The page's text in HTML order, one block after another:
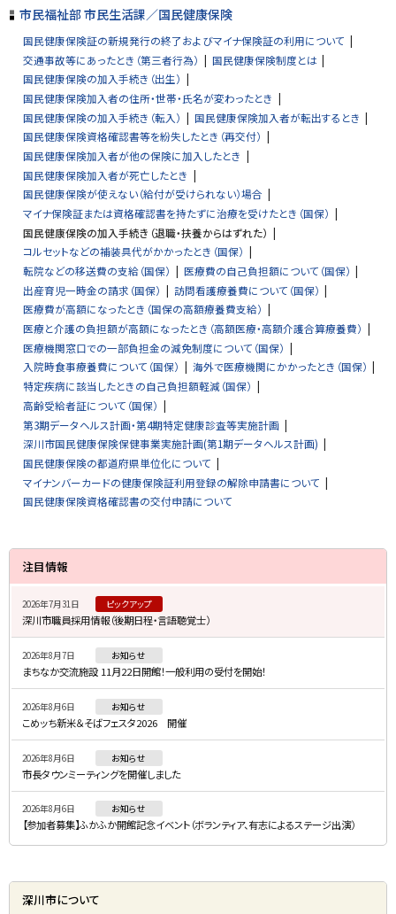
市民福祉部 市民生活課／国民健康保険
国民健康保険証の新規発行の終了およびマイナ保険証の利用について
交通事故等にあったとき（第三者行為）
国民健康保険制度とは
国民健康保険の加入手続き（出生）
国民健康保険加入者の住所・世帯・氏名が変わったとき
国民健康保険の加入手続き（転入）
国民健康保険加入者が転出するとき
国民健康保険資格確認書等を紛失したとき（再交付）
国民健康保険加入者が他の保険に加入したとき
国民健康保険加入者が死亡したとき
国民健康保険が使えない（給付が受けられない）場合
マイナ保険証または資格確認書を持たずに治療を受けたとき（国保）
国民健康保険の加入手続き（退職・扶養からはずれた）
コルセットなどの補装具代がかかったとき（国保）
転院などの移送費の支給（国保）
医療費の自己負担額について（国保）
出産育児一時金の請求（国保）
訪問看護療養費について（国保）
医療費が高額になったとき（国保の高額療養費支給）
医療と介護の負担額が高額になったとき（高額医療・高額介護合算療養費）
医療機関窓口での一部負担金の減免制度について（国保）
入院時食事療養費について（国保）
海外で医療機関にかかったとき（国保）
特定疾病に該当したときの自己負担額軽減（国保）
高齢受給者証について（国保）
第3期データヘルス計画・第4期特定健康診査等実施計画
深川市国民健康保険保健事業実施計画(第1期データヘルス計画)
国民健康保険の都道府県単位化について
マイナンバーカードの健康保険証利用登録の解除申請書について
国民健康保険資格確認書の交付申請について
サ
イ
・
メ
ニ
ュ
ー
注目情報
2026年7月31日 ピックアップ
深川市職員採用情報（後期日程・言語聴覚士）
2026年8月7日 お知らせ
まちなか交流施設 11月22日開館！一般利用の受付を開始！
2026年8月6日 お知らせ
こめッち新米＆そばフェスタ2026 開催
2026年8月6日 お知らせ
市長タウンミーティングを開催しました
2026年8月6日 お知らせ
【参加者募集】ふかふか開館記念イベント（ボランティア、有志によるステージ出演）
深川市について